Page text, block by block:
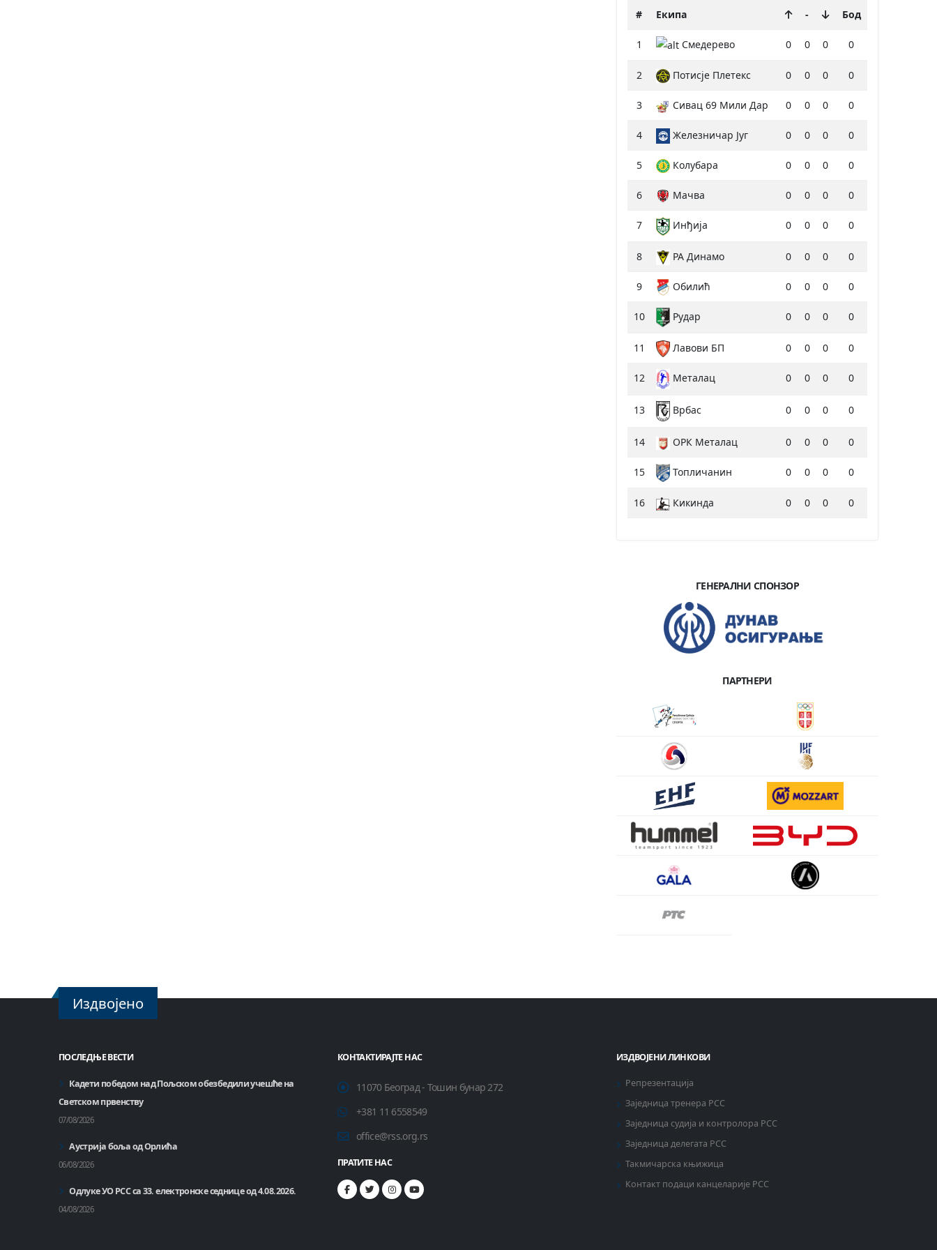
# Екипа - Бод
1 Смедерево 0 0 0 0
2 Потисје Плетекс 0 0 0 0
3 Сивац 69 Мили Дар 0 0 0 0
4 Железничар Југ 0 0 0 0
5 Колубара 0 0 0 0
6 Мачва 0 0 0 0
7 Инђија 0 0 0 0
8 РА Динамо 0 0 0 0
9 Обилић 0 0 0 0
10 Рудар 0 0 0 0
11 Лавови БП 0 0 0 0
12 Металац 0 0 0 0
13 Врбас 0 0 0 0
14 ОРК Металац 0 0 0 0
15 Топличанин 0 0 0 0
16 Кикинда 0 0 0 0
ГЕНЕРАЛНИ СПОНЗОР
ПАРТНЕРИ
Издвојено
ПОСЛЕДЊЕ ВЕСТИ
Кадети победом над Пољском обезбедили учешће на
Светском првенству
07/08/2026
Аустрија боља од Орлића
06/08/2026
Одлуке УО РСС са 33. електронске седнице од 4.08.2026.
04/08/2026
КОНТАКТИРАЈТЕ НАС
11070 Београд - Тошин бунар 272
+381 11 6558549
office@rss.org.rs
ПРАТИТЕ НАС
ИЗДВОЈЕНИ ЛИНКОВИ
Репрезентација
Заједница тренера РСС
Заједница судија и контролора РСС
Заједница делегата РСС
Такмичарска књижица
Контакт подаци канцеларије РСС